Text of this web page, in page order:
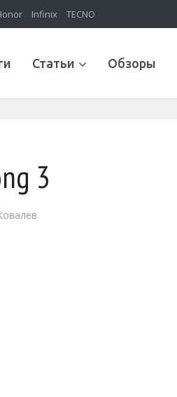
Infinix TECNO
Статьи Обзоры
3